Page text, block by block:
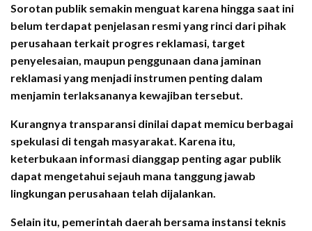
Sorotan publik semakin menguat karena hingga saat ini
belum terdapat penjelasan resmi yang rinci dari pihak
perusahaan terkait progres reklamasi, target
penyelesaian, maupun penggunaan dana jaminan
reklamasi yang menjadi instrumen penting dalam
menjamin terlaksananya kewajiban tersebut.
Kurangnya transparansi dinilai dapat memicu berbagai
spekulasi di tengah masyarakat. Karena itu,
keterbukaan informasi dianggap penting agar publik
dapat mengetahui sejauh mana tanggung jawab
lingkungan perusahaan telah dijalankan.
Selain itu, pemerintah daerah bersama instansi teknis